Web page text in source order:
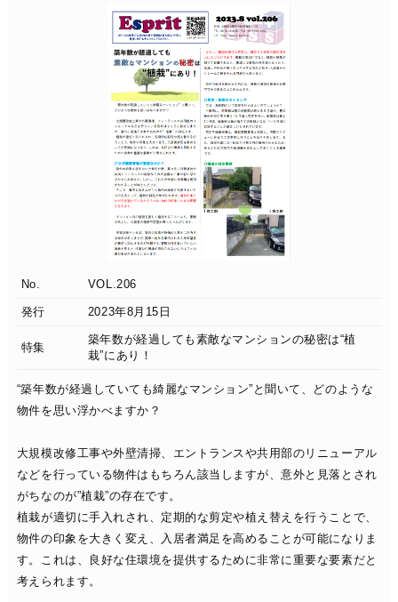
No. VOL.206
発行 2023年8月15日
特集
築年数が経過しても素敵なマンションの秘密は“植
栽”にあり！
“築年数が経過していても綺麗なマンション”と聞いて、どのような
物件を思い浮かべますか？
大規模改修工事や外壁清掃、エントランスや共用部のリニューアル
などを行っている物件はもちろん該当しますが、意外と見落とされ
がちなのが”植栽”の存在です。
植栽が適切に手入れされ、定期的な剪定や植え替えを行うことで、
物件の印象を大きく変え、入居者満足を高めることが可能になりま
す。これは、良好な住環境を提供するために非常に重要な要素だと
考えられます。